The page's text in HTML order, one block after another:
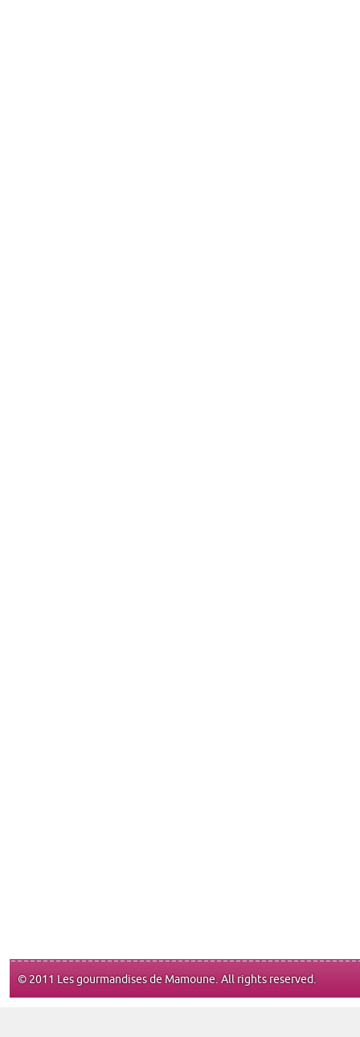
© 2011 Les gourmandises de Mamoune. All rights reserved.